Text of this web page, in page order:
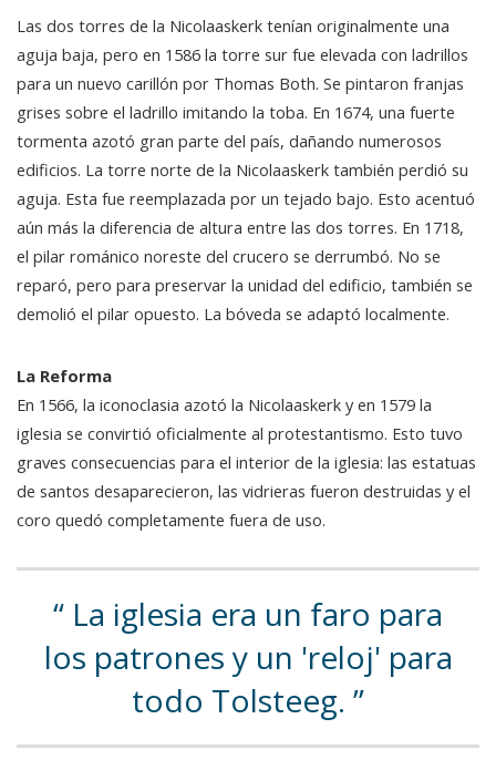
Las dos torres de la Nicolaaskerk tenían originalmente una
aguja baja, pero en 1586 la torre sur fue elevada con ladrillos
para un nuevo carillón por Thomas Both. Se pintaron franjas
grises sobre el ladrillo imitando la toba. En 1674, una fuerte
tormenta azotó gran parte del país, dañando numerosos
edificios. La torre norte de la Nicolaaskerk también perdió su
aguja. Esta fue reemplazada por un tejado bajo. Esto acentuó
aún más la diferencia de altura entre las dos torres. En 1718,
el pilar románico noreste del crucero se derrumbó. No se
reparó, pero para preservar la unidad del edificio, también se
demolió el pilar opuesto. La bóveda se adaptó localmente.
La Reforma
En 1566, la iconoclasia azotó la Nicolaaskerk y en 1579 la
iglesia se convirtió oficialmente al protestantismo. Esto tuvo
graves consecuencias para el interior de la iglesia: las estatuas
de santos desaparecieron, las vidrieras fueron destruidas y el
coro quedó completamente fuera de uso.
La iglesia era un faro para
los patrones y un 'reloj' para
todo Tolsteeg.